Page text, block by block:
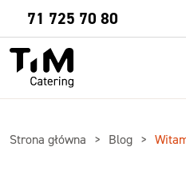
71 725 70 80
Sprawdź
Strona główna Blog